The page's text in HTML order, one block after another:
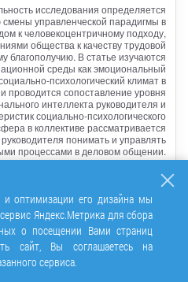
исследования определяется
управленческой парадигмы в
к человекоцентричному подходу,
общества к качеству трудовой
благополучию. В статье изучаются
среды как эмоциональный
психологический климат в
проводится сопоставление уровня
интеллекта руководителя и
социально-психологического
в коллективе рассматривается
понимать и управлять
процессами в деловом общении.
коллектив, управление персоналом,
интеллект, социально-
лидерство, организационная среда
Перейти
оптимизации его дизайна мы
Яндекс.Метрика для сбора
о посещении Вами страниц
сайт, Вы соглашаетесь на
сервиса.